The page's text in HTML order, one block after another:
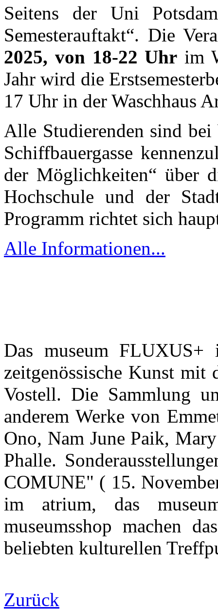
Seitens der Uni
Semesterauftakt“. Die
2025, von 18-22 Uhr im
Jahr wird die
17 Uhr in der Waschhaus
Alle Studierenden sind
Schiffbauergasse
der Möglichkeiten“ über
Hochschule und der
Programm richtet sich
Alle Informationen...
Das museum FLUXUS+
zeitgenössische Kunst mit
Vostell. Die Sammlung
anderem Werke von
Ono, Nam June Paik,
Phalle.
COMUNE" ( 15.
im atrium, das
museumsshop machen
beliebten kulturellen
Zurück